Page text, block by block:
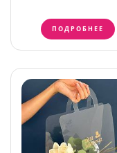
ПОДРОБНЕЕ